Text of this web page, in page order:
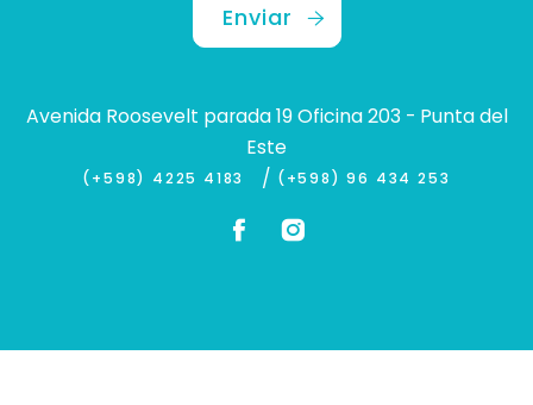
Enviar
Avenida Roosevelt parada 19 Oficina 203 - Punta del
Este
(+598) 4225 4183 / (+598) 96 434 253